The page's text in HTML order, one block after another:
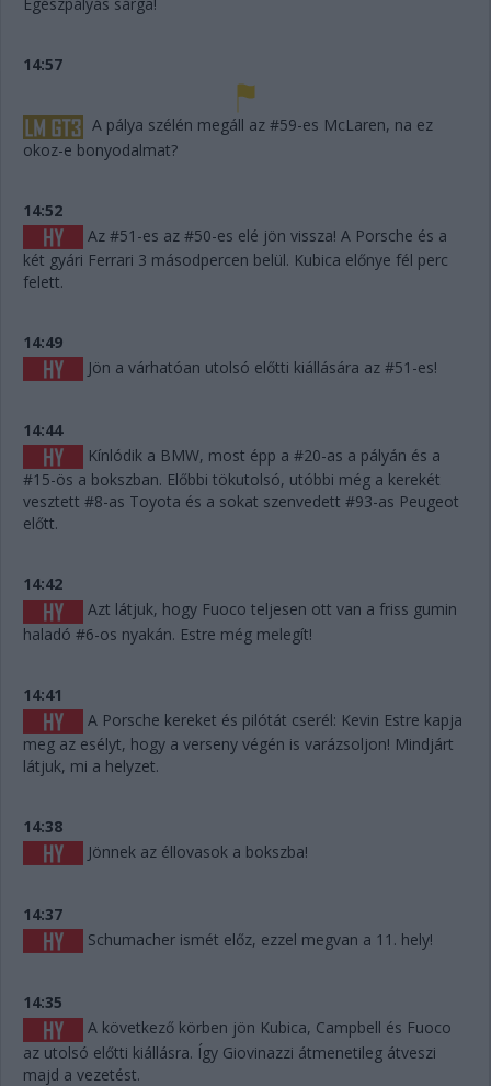
Egészpályás sárga!
14:57
A pálya szélén megáll az #59-es McLaren, na ez
okoz-e bonyodalmat?
14:52
Az #51-es az #50-es elé jön vissza! A Porsche és a
két gyári Ferrari 3 másodpercen belül. Kubica előnye fél perc
felett.
14:49
Jön a várhatóan utolsó előtti kiállására az #51-es!
14:44
Kínlódik a BMW, most épp a #20-as a pályán és a
#15-ös a bokszban. Előbbi tökutolsó, utóbbi még a kerekét
vesztett #8-as Toyota és a sokat szenvedett #93-as Peugeot
előtt.
14:42
Azt látjuk, hogy Fuoco teljesen ott van a friss gumin
haladó #6-os nyakán. Estre még melegít!
14:41
A Porsche kereket és pilótát cserél: Kevin Estre kapja
meg az esélyt, hogy a verseny végén is varázsoljon! Mindjárt
látjuk, mi a helyzet.
14:38
Jönnek az éllovasok a bokszba!
14:37
Schumacher ismét előz, ezzel megvan a 11. hely!
14:35
A következő körben jön Kubica, Campbell és Fuoco
az utolsó előtti kiállásra. Így Giovinazzi átmenetileg átveszi
majd a vezetést.